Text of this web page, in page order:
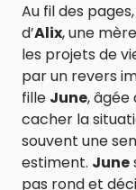
Au fil des
d’Alix, une
les projets de
par un revers
fille June, âgée
cacher la
souvent une
estiment. June
pas rond et